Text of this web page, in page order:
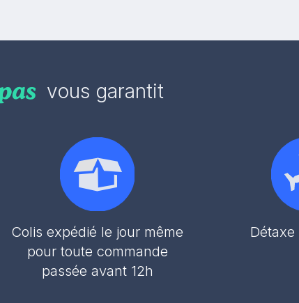
vous garantit
Colis expédié le jour même
pour toute commande
passée avant 12h